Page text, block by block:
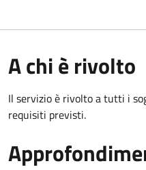
A chi è rivolto
Il servizio è rivolto a tutti i
requisiti previsti.